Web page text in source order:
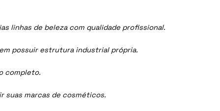
linhas de beleza com qualidade profissional.
possuir estrutura industrial própria.
completo.
suas marcas de cosméticos.